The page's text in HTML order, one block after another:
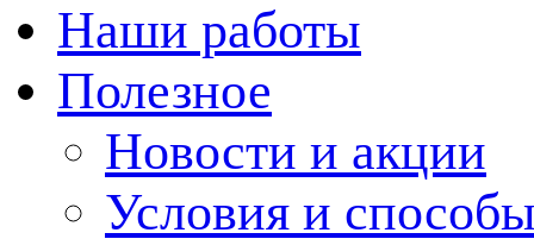
Наши работы
Полезное
Новости и акции
Условия и